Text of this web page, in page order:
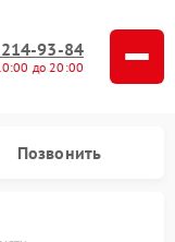
93-84
до 20:00
Позвонить